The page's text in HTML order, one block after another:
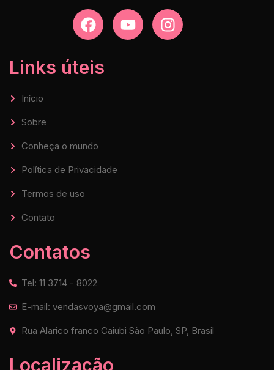
Links úteis
Início
Sobre
Conheça o mundo
Política de Privacidade
Termos de uso
Contato
Contatos
Tel: 11 3714 - 8022
E-mail: vendasvoya@gmail.com
Rua Alarico franco Caiubi São Paulo, SP, Brasil
Localização